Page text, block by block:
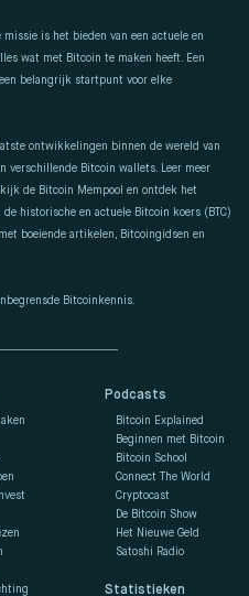
Podcasts
Bitcoin Explained
Beginnen met Bitcoin
Bitcoin School
Connect The World
Cryptocast
De Bitcoin Show
Het Nieuwe Geld
Satoshi Radio
Statistieken
is het bieden van een actuele en
wat met Bitcoin te maken heeft. Een
belangrijk startpunt voor elke
ontwikkelingen binnen de wereld van
verschillende Bitcoin wallets. Leer meer
de Bitcoin Mempool en ontdek het
historische en actuele Bitcoin koers (BTC)
boeiende artikelen, Bitcoingidsen en
Bitcoinkennis.